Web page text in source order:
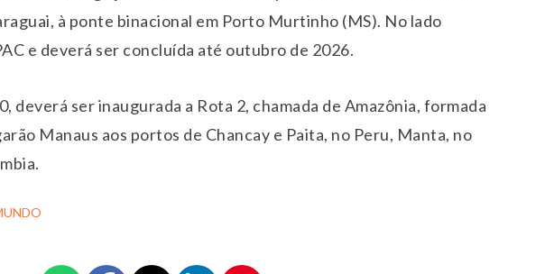
à ponte binacional em Porto Murtinho (MS). No lado
e deverá ser concluída até outubro de 2026.
deverá ser inaugurada a Rota 2, chamada de Amazônia, formada
Manaus aos portos de Chancay e Paita, no Peru, Manta, no